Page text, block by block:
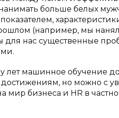
больше белых
(например, мы
для нас существенные
лет машинное обучение
но можно с
мир бизнеса и HR в